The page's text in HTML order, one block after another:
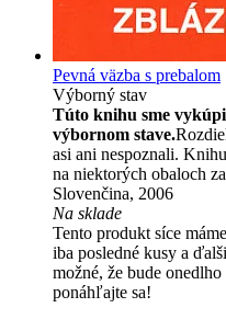
Pevná väzba s prebalom
Výborný stav
Túto knihu sme
výbornom stave.
asi ani nespoznali.
na niektorých obaloch
Slovenčina, 2006
Na sklade
Tento produkt síce
iba posledné kusy a
možné, že bude
ponáhľajte sa!